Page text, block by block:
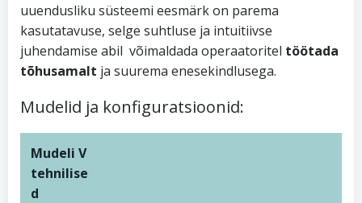
uuendusliku süsteemi eesmärk on parema
kasutatavuse, selge suhtluse ja intuitiivse
juhendamise abil võimaldada operaatoritel töötada
tõhusamalt ja suurema enesekindlusega.
Mudelid ja konfiguratsioonid:
Mudeli V
tehnilise
d